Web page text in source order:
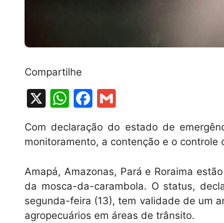
Compartilhe
X
W
h
at
A
p
p
F
a
c
e
b
o
o
ai
Com declaração do estado de
monitoramento, a contenção e o controle
Amapá, Amazonas, Pará e Roraima
da mosca-da-carambola. O status,
segunda-feira (13), tem validade de um
agropecuários em áreas de trânsito.